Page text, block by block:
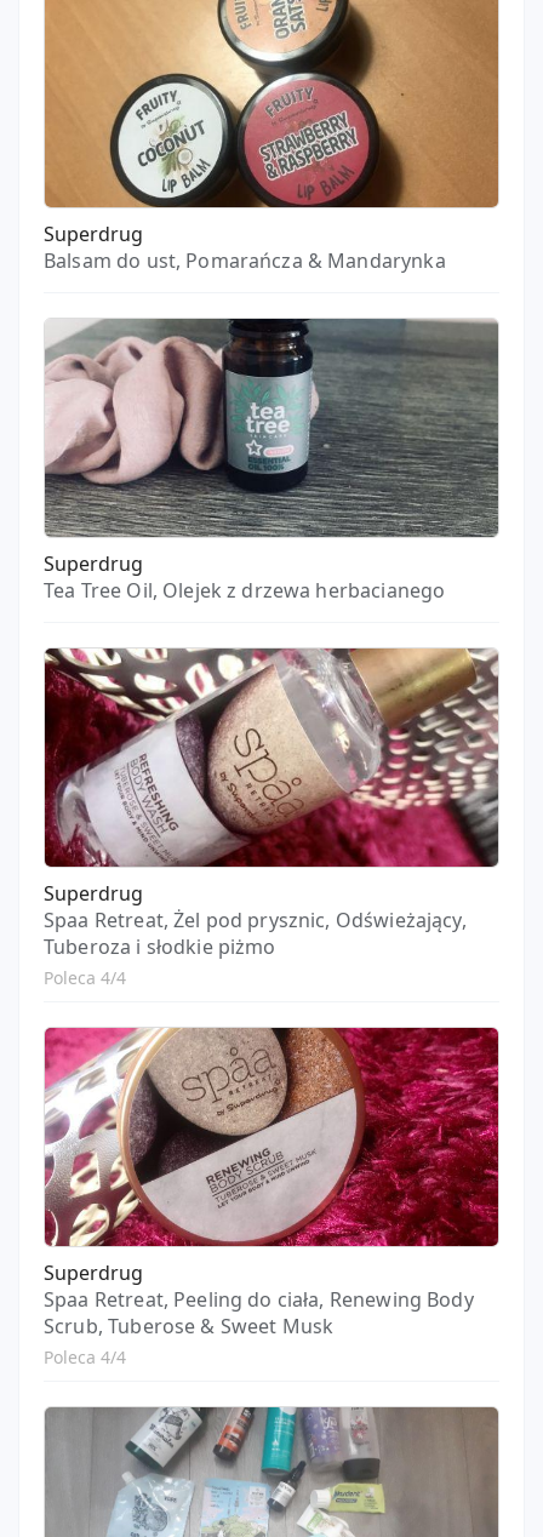
Superdrug
Balsam do ust, Pomarańcza & Mandarynka
Superdrug
Tea Tree Oil, Olejek z drzewa herbacianego
Superdrug
Spaa Retreat, Żel pod prysznic, Odświeżający,
Tuberoza i słodkie piżmo
Poleca 4/4
Superdrug
Spaa Retreat, Peeling do ciała, Renewing Body
Scrub, Tuberose & Sweet Musk
Poleca 4/4